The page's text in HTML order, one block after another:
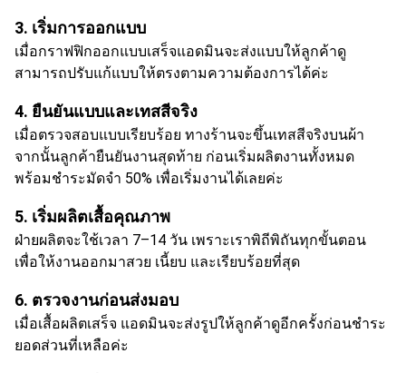
3. เริ่มการออกแบบ
เมื่อกราฟฟิกออกแบบเสร็จแอดมินจะส่งแบบให้ลูกค้าดู
สามารถปรับแก้แบบให้ตรงตามความต้องการได้ค่ะ
4. ยืนยันแบบและเทสสีจริง
เมื่อตรวจสอบแบบเรียบร้อย ทางร้านจะขึ้นเทสสีจริงบนผ้า
จากนั้นลูกค้ายืนยันงานสุดท้าย ก่อนเริ่มผลิตงานทั้งหมด
พร้อมชำระมัดจำ 50% เพื่อเริ่มงานได้เลยค่ะ
5. เริ่มผลิตเสื้อคุณภาพ
ฝ่ายผลิตจะใช้เวลา 7–14 วัน เพราะเราพิถีพิถันทุกขั้นตอน
เพื่อให้งานออกมาสวย เนี้ยบ และเรียบร้อยที่สุด
6. ตรวจงานก่อนส่งมอบ
เมื่อเสื้อผลิตเสร็จ แอดมินจะส่งรูปให้ลูกค้าดูอีกครั้งก่อนชำระ
ยอดส่วนที่เหลือค่ะ